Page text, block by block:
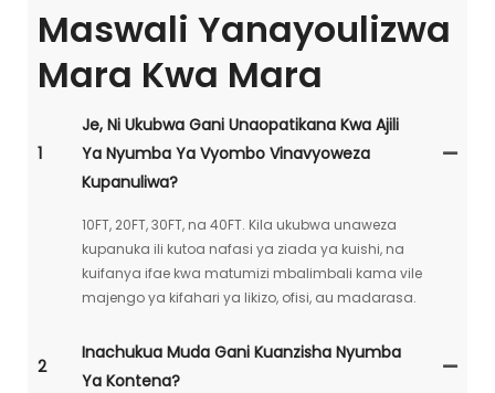
Maswali Yanayoulizwa
Mara Kwa Mara
1
Je, Ni Ukubwa Gani Unaopatikana Kwa Ajili
Ya Nyumba Ya Vyombo Vinavyoweza
Kupanuliwa?
10FT, 20FT, 30FT, na 40FT. Kila ukubwa unaweza
kupanuka ili kutoa nafasi ya ziada ya kuishi, na
kuifanya ifae kwa matumizi mbalimbali kama vile
majengo ya kifahari ya likizo, ofisi, au madarasa.
2
Inachukua Muda Gani Kuanzisha Nyumba
Ya Kontena?